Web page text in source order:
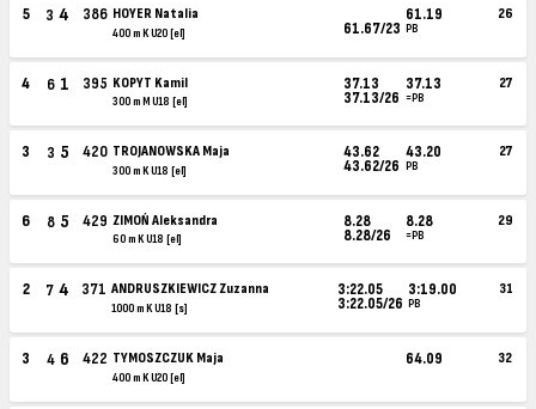
5 34 386 HOYER Natalia
400 m K U20 [el] 61.67/23
61.19
PB
26
4 6 1 395 KOPYT Kamil
300 m M U18 [el]
37.13
37.13/26
37.13
=PB
27
3 3 5 420 TROJANOWSKA Maja
300 m K U18 [el]
43.62
43.62/26
43.20
PB
27
6 8 5 429 ZIMOŃ Aleksandra
60 m K U18 [el]
8.28
8.28/26
8.28
=PB
29
2 7 4 371 ANDRUSZKIEWICZ Zuzanna
1000 m K U18 [s]
3:22.05
3:22.05/26
3:19.00
PB
31
3 4 6 422 TYMOSZCZUK Maja
400 m K U20 [el]
64.09 32